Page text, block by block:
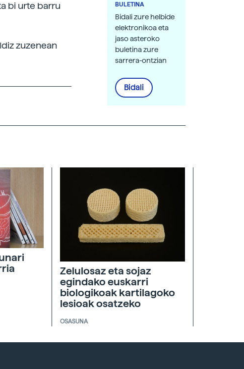
bi urte barru
zuzenean
BULETINA
Bidali zure helbide
elektronikoa eta
jaso asteroko
buletina zure
sarrera-ontzian
Bidali
Zelulosaz eta sojaz
egindako euskarri
biologikoak kartilagoko
lesioak osatzeko
OSASUNA